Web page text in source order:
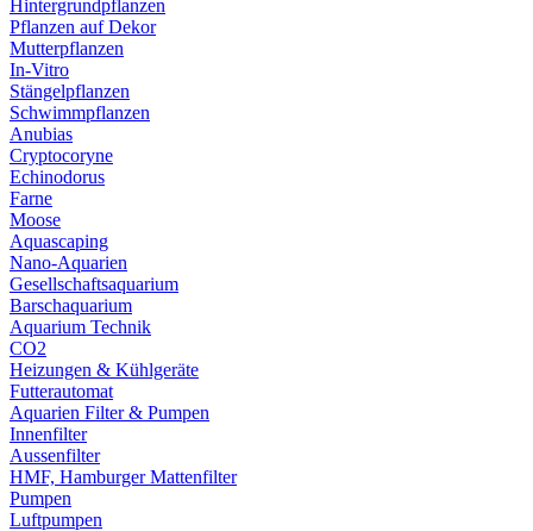
Hintergrundpflanzen
Pflanzen auf Dekor
Mutterpflanzen
In-Vitro
Stängelpflanzen
Schwimmpflanzen
Anubias
Cryptocoryne
Echinodorus
Farne
Moose
Aquascaping
Nano-Aquarien
Gesellschaftsaquarium
Barschaquarium
Aquarium Technik
CO2
Heizungen & Kühlgeräte
Futterautomat
Aquarien Filter & Pumpen
Innenfilter
Aussenfilter
HMF, Hamburger Mattenfilter
Pumpen
Luftpumpen